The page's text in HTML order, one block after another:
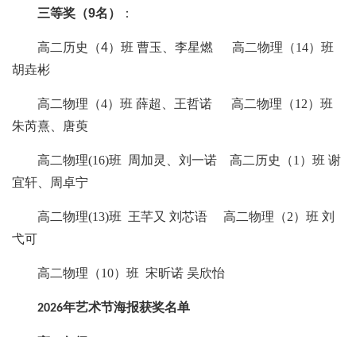
三等奖（9名） ：
高二 历史 （4） 班 曹玉、李星燃 高二物理（14）班
胡垚彬
高二物理（4）班 薛超、王哲诺 高二物理（12）班
朱芮熹、唐萸
高二物理(16)班 周加灵、刘一诺 高二历史（1）班 谢
宜轩、周卓宁
高二物理(13)班 王芊又 刘芯语 高二物理（2）班 刘
弋可
高二物理（10）班 宋昕诺 吴欣怡
2026年艺术节海报获奖名单